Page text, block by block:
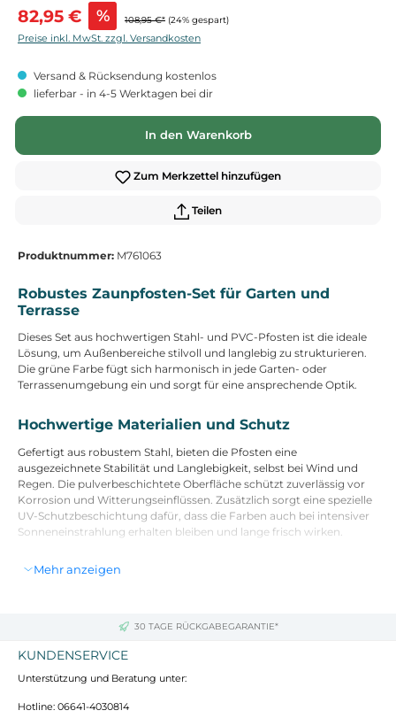
Verkaufspreis:
82,95 € % 108,95 €* (24% gespart)
Preise inkl. MwSt. zzgl. Versandkosten
Versand & Rücksendung kostenlos
lieferbar - in 4-5 Werktagen bei dir
In den Warenkorb
Zum Merkzettel hinzufügen
Teilen
Produktnummer: M761063
Robustes Zaunpfosten-Set für Garten und
Terrasse
Dieses Set aus hochwertigen Stahl- und PVC-Pfosten ist die ideale
Lösung, um Außenbereiche stilvoll und langlebig zu strukturieren.
Die grüne Farbe fügt sich harmonisch in jede Garten- oder
Terrassenumgebung ein und sorgt für eine ansprechende Optik.
Hochwertige Materialien und Schutz
Gefertigt aus robustem Stahl, bieten die Pfosten eine
ausgezeichnete Stabilität und Langlebigkeit, selbst bei Wind und
Regen. Die pulverbeschichtete Oberfläche schützt zuverlässig vor
Korrosion und Witterungseinflüssen. Zusätzlich sorgt eine spezielle
UV-Schutzbeschichtung dafür, dass die Farben auch bei intensiver
Sonneneinstrahlung erhalten bleiben und lange frisch wirken.
Einfache Montage und vielseitige Anwendung
lassen sich verschiedene Bereiche sicher abgrenzen oder optisch
geschaffen wird.
Technische Details und Lieferumfang
Mehr anzeigen
30 TAGE RÜCKGABEGARANTIE*
KUNDENSERVICE
Unterstützung und Beratung unter:
Hotline: 06641-4030814